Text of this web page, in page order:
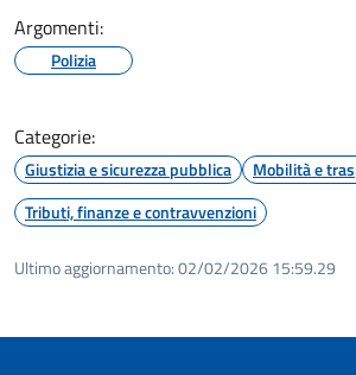
Argomenti:
Polizia
Categorie:
Giustizia e sicurezza pubblica
Mobilità e
Tributi, finanze e contravvenzioni
Ultimo aggiornamento:02/02/2026 15:59.29